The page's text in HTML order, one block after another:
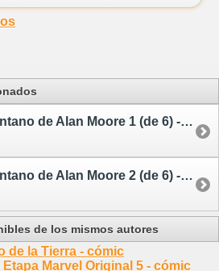
La Cosa del Pantano de Alan Moore 1 (de 6) - cómic
La Cosa del Pantano de Alan Moore 2 (de 6) - cómic
de los mismos autores
de la Tierra - cómic
Marvel Original 5 - cómic